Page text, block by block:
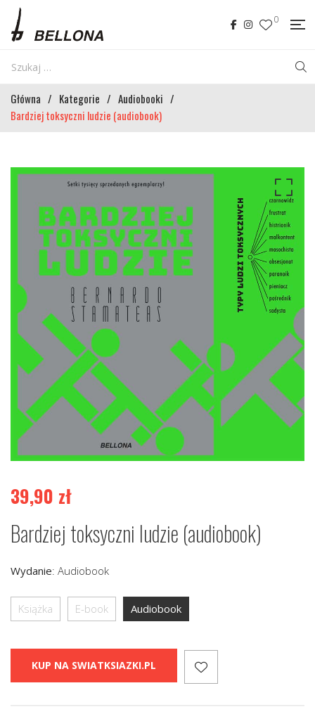
0
Główna / Kategorie / Audiobooki /
Bardziej toksyczni ludzie (audiobook)
39,90 zł
Bardziej toksyczni ludzie (audiobook)
Wydanie: Audiobook
Książka E-book Audiobook
KUP NA SWIATKSIAZKI.PL